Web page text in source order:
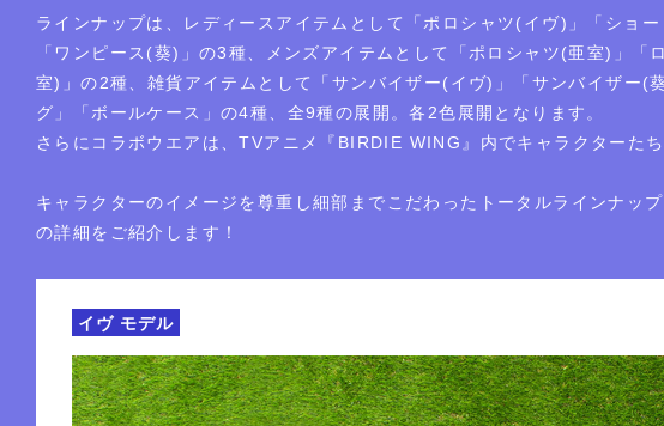
ラインナップは、レディースアイテムとして「ポロシャツ(イヴ)」「ショー
「ワンピース(葵)」の3種、メンズアイテムとして「ポロシャツ(亜室)」「
室)」の2種、雑貨アイテムとして「サンバイザー(イヴ)」「サンバイザー(
グ」「ボールケース」の4種、全9種の展開。各2色展開となります。
さらにコラボウエアは、TVアニメ『BIRDIE WING』内でキャラクターたち
キャラクターのイメージを尊重し細部までこだわったトータルラインナッ
の詳細をご紹介します！
イヴ モデル